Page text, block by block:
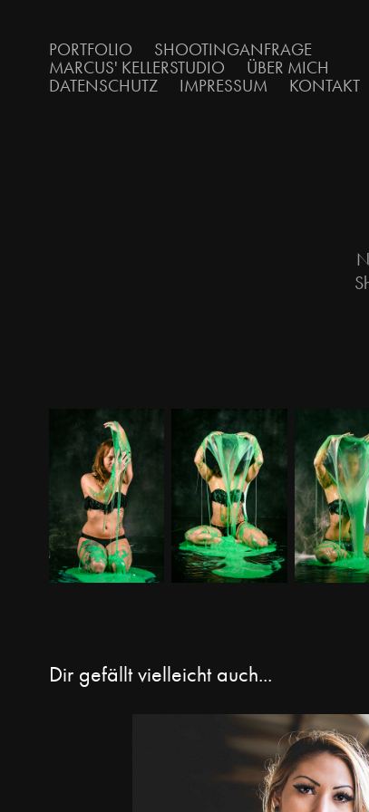
PORTFOLIO
SHOOTINGANFRAGE
MARCUS' KELLERSTUDIO
ÜBER MICH
DATENSCHUTZ
IMPRESSUM KONTAKT
Dir gefällt vielleicht auch...